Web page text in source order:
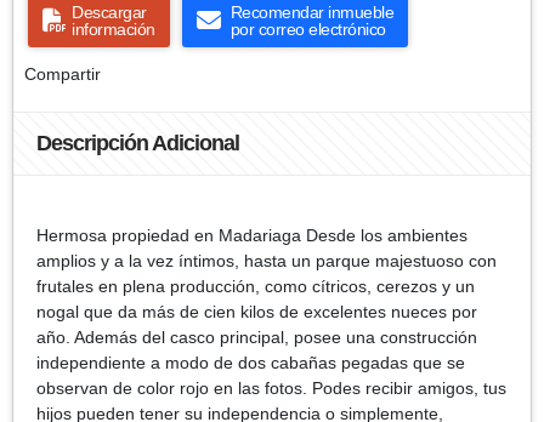
Descargar
información
Recomendar inmueble
por correo electrónico
Compartir
Descripción Adicional
Hermosa propiedad en Madariaga Desde los ambientes
amplios y a la vez íntimos, hasta un parque majestuoso con
frutales en plena producción, como cítricos, cerezos y un
nogal que da más de cien kilos de excelentes nueces por
año. Además del casco principal, posee una construcción
independiente a modo de dos cabañas pegadas que se
observan de color rojo en las fotos. Podes recibir amigos, tus
hijos pueden tener su independencia o simplemente,